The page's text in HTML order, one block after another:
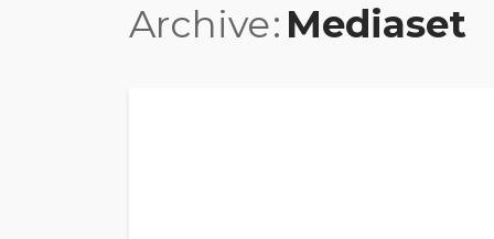
Archive Mediaset